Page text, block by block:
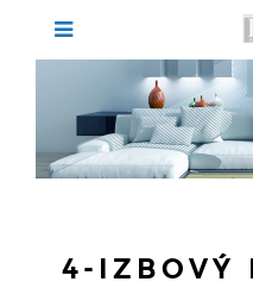
4-IZBOVÝ